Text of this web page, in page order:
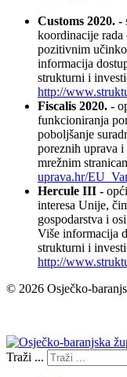
Customs 2020. -
koordinacije rada
pozitivnim
informacija
strukturni i
http://
Fiscalis 2020. -
funkcioniranja
poboljšanje
poreznih uprava
mrežnim
uprava.hr/
Hercule III -
interesa Unije,
gospodarstva i
Više informacija
strukturni i
http://
© 2026 Osječko-
Traži ...